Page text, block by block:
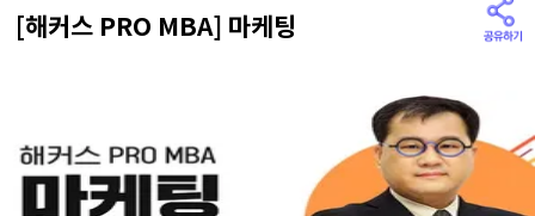
[해커스 PRO MBA] 마케팅